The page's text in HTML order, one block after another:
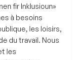
fir Inklusioun»
à besoins
les loisirs,
du travail. Nous
les